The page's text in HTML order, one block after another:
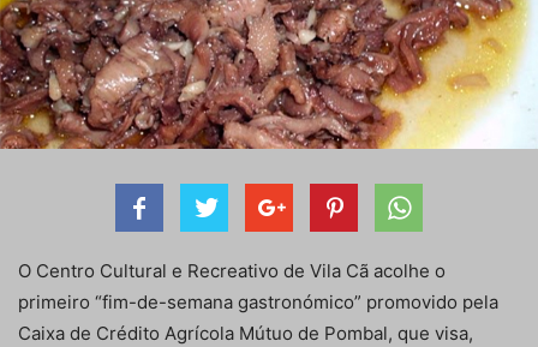
O Centro Cultural e Recreativo de Vila Cã acolhe o
primeiro “fim-de-semana gastronómico” promovido pela
Caixa de Crédito Agrícola Mútuo de Pombal, que visa,